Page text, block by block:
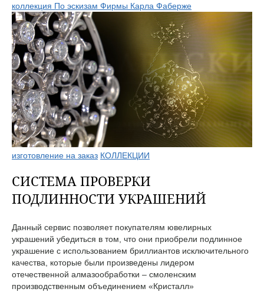
коллекция По эскизам Фирмы Карла Фаберже
изготовление на заказ КОЛЛЕКЦИИ
СИСТЕМА ПРОВЕРКИ
ПОДЛИННОСТИ УКРАШЕНИЙ
Данный сервис позволяет покупателям ювелирных
украшений убедиться в том, что они приобрели подлинное
украшение с использованием бриллиантов исключительного
качества, которые были произведены лидером
отечественной алмазообработки – смоленским
производственным объединением «Кристалл»